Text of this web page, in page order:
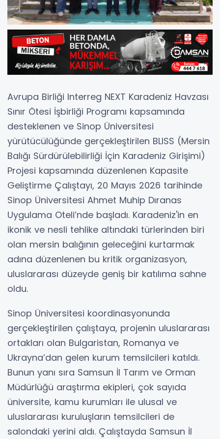
Avrupa Birliği Interreg NEXT Karadeniz Havzası
Sınır Ötesi İşbirliği Programı kapsamında
desteklenen ve Sinop Üniversitesi
yürütücülüğünde gerçekleştirilen BLISS (Mersin
Balığı Sürdürülebilirliği İçin Karadeniz Girişimi)
Projesi kapsamında düzenlenen Kapasite
Geliştirme Çalıştayı, 20 Mayıs 2026 tarihinde
Sinop Üniversitesi Ahmet Muhip Dıranas
Uygulama Oteli’nde başladı. Karadeniz'in en
ikonik ve nesli tehlike altındaki türlerinden biri
olan mersin balığının geleceğini kurtarmak
adına düzenlenen bu kritik organizasyon,
uluslararası düzeyde geniş bir katılıma sahne
oldu.
Sinop Üniversitesi koordinasyonunda
gerçekleştirilen çalıştaya, projenin uluslararası
ortakları olan Bulgaristan, Romanya ve
Ukrayna’dan gelen kurum temsilcileri katıldı.
Bunun yanı sıra Samsun İl Tarım ve Orman
Müdürlüğü araştırma ekipleri, çok sayıda
üniversite, kamu kurumları ile ulusal ve
uluslararası kuruluşların temsilcileri de
salondaki yerini aldı. Çalıştayda Samsun İl